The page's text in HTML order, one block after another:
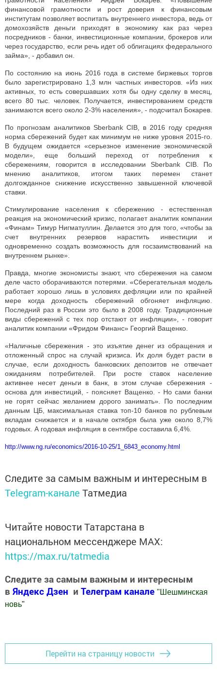
финансовой грамотности и рост доверия к финансовым
институтам позволяет воспитать внутреннего инвестора, ведь от
домохозяйств деньги приходят в экономику как раз через
посредников - банки, инвестиционные компании, брокеров или
через государство, если речь идет об облигациях федерального
займа», - добавил он.
По состоянию на июнь 2016 года в системе биржевых торгов
было зарегистрировано 1,3 млн частных инвесторов. «Из них
активных, то есть совершавших хотя бы одну сделку в месяц,
всего 80 тыс. человек. Получается, инвестированием средств
занимаются всего около 2-3% населения», - подсчитал Бокарев.
По прогнозам аналитиков Sberbank CIB, в 2016 году средняя
норма сбережений будет как минимум не ниже уровня 2015-го.
В будущем ожидается «серьезное изменение экономической
модели», еще больший переход от потребления к
сбережениям, говорится в исследовании Sberbank CIB. По
мнению аналитиков, итогом таких перемен станет
долгожданное снижение искусственно завышенной ключевой
ставки.
Стимулирование населения к сбережению - естественная
реакция на экономический кризис, полагает аналитик компании
«Финам» Тимур Нигматуллин. Делается это для того, «чтобы за
счет внутренних резервов нарастить инвестиции и
одновременно создать возможность для госзаимствований на
внутреннем рынке».
Правда, многие экономисты знают, что сбережения на самом
деле часто оборачиваются потерями. «Сберегательная модель
работает хорошо лишь в условиях дефляции или по крайней
мере когда доходность сбережений обгоняет инфляцию.
Последний раз в России это было в 2008 году. Традиционные
виды сбережений с тех пор отстают от инфляции», - говорит
аналитик компании «Фридом Финанс» Георгий Ващенко.
«Наличные сбережения - это изъятие денег из обращения и
отложенный спрос на случай кризиса. Их доля будет расти в
случае, если доходность банковских депозитов не отвечает
ожиданиям потребителей. При росте ставок население
активнее несет деньги в банк, в этом случае сбережения -
основа для инвестиций, - поясняет Ващенко. - Но сами банки
не горят сейчас желанием дорого занимать». По последним
данным ЦБ, максимальная ставка топ-10 банков по рублевым
вкладам снижается и в начале октября была уже около 8,7%
годовых. А годовая инфляция в сентябре составила 6,4%.
http://www.ng.ru/economics/2016-10-25/1_6843_economy.html
Следите за самым важным и интересным в
Telegram-канале Татмедиа
Читайте новости Татарстана в
национальном мессенджере MАХ:
https://max.ru/tatmedia
Следите за самым важным и интересным
в Яндекс Дзен и Телеграм канале " Шешминская
новь"
Перейти на страницу новости